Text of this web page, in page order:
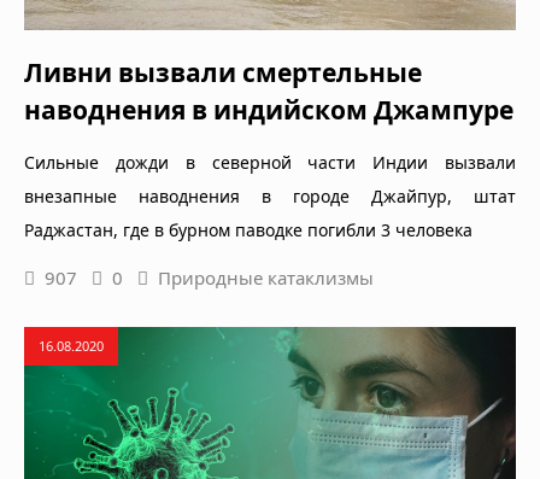
Ливни вызвали смертельные
наводнения в индийском Джампуре
Сильные дожди в северной части Индии вызвали
внезапные наводнения в городе Джайпур, штат
Раджастан, где в бурном паводке погибли 3 человека
907 0 Природные катаклизмы
16.08.2020